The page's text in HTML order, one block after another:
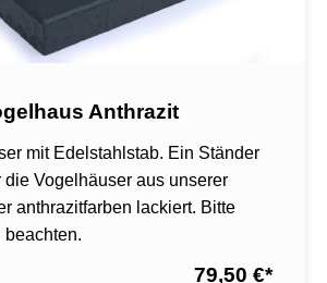
Anthrazit
mit Edelstahlstab. Ein Ständer
die Vogelhäuser aus unserer
anthrazitfarben lackiert. Bitte
beachten.
79,50 €*